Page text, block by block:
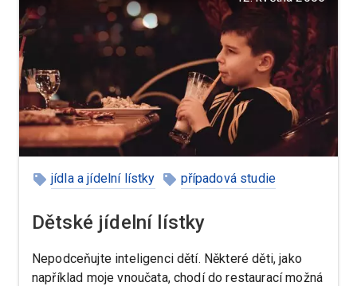
jídla a jídelní lístky případová studie
Dětské jídelní lístky
Nepodceňujte inteligenci dětí. Některé děti, jako
například moje vnoučata, chodí do restaurací možná